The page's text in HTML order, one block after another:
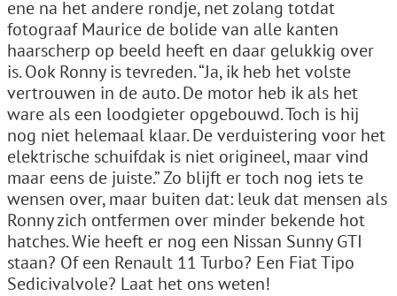
ene na het andere rondje, net zolang totdat
fotograaf Maurice de bolide van alle kanten
haarscherp op beeld heeft en daar gelukkig over
is. Ook Ronny is tevreden. “Ja, ik heb het volste
vertrouwen in de auto. De motor heb ik als het
ware als een loodgieter opgebouwd. Toch is hij
nog niet helemaal klaar. De verduistering voor het
elektrische schuifdak is niet origineel, maar vind
maar eens de juiste.” Zo blijft er toch nog iets te
wensen over, maar buiten dat: leuk dat mensen als
Ronny zich ontfermen over minder bekende hot
hatches. Wie heeft er nog een Nissan Sunny GTI
staan? Of een Renault 11 Turbo? Een Fiat Tipo
Sedicivalvole? Laat het ons weten!